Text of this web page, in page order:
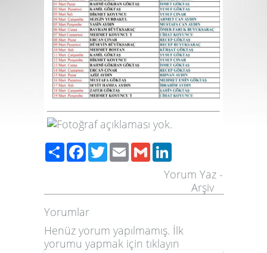
ShareFacebook
TwitterEmailGmail
Yorum Yaz -
Arşiv
Yorumlar
Henüz yorum yapılmamış. İlk
yorumu yapmak için tıklayın